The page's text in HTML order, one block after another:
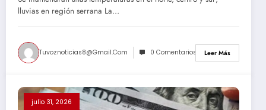
lluvias en región serrana La…
Tuvoznoticias8@gmail.com 0 Comentarios Leer Más
julio 31, 2026